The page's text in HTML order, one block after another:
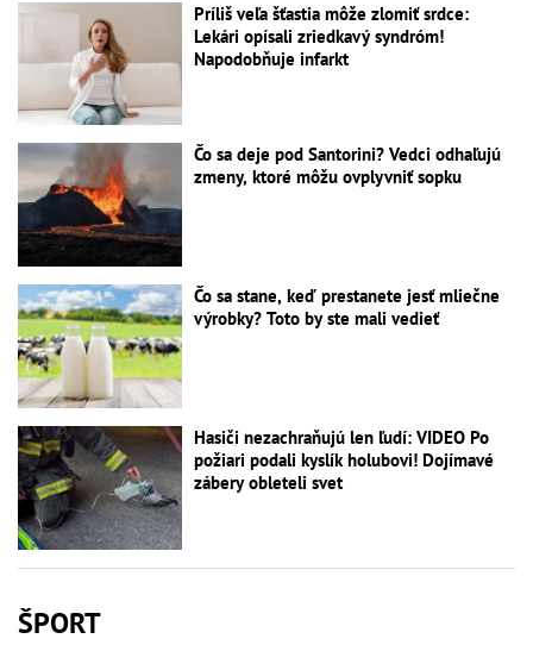
Príliš veľa šťastia môže zlomiť srdce:
Lekári opísali zriedkavý syndróm!
Napodobňuje infarkt
Čo sa deje pod Santorini? Vedci odhaľujú
zmeny, ktoré môžu ovplyvniť sopku
Čo sa stane, keď prestanete jesť mliečne
výrobky? Toto by ste mali vedieť
Hasiči nezachraňujú len ľudí: VIDEO Po
požiari podali kyslík holubovi! Dojímavé
zábery obleteli svet
ŠPORT